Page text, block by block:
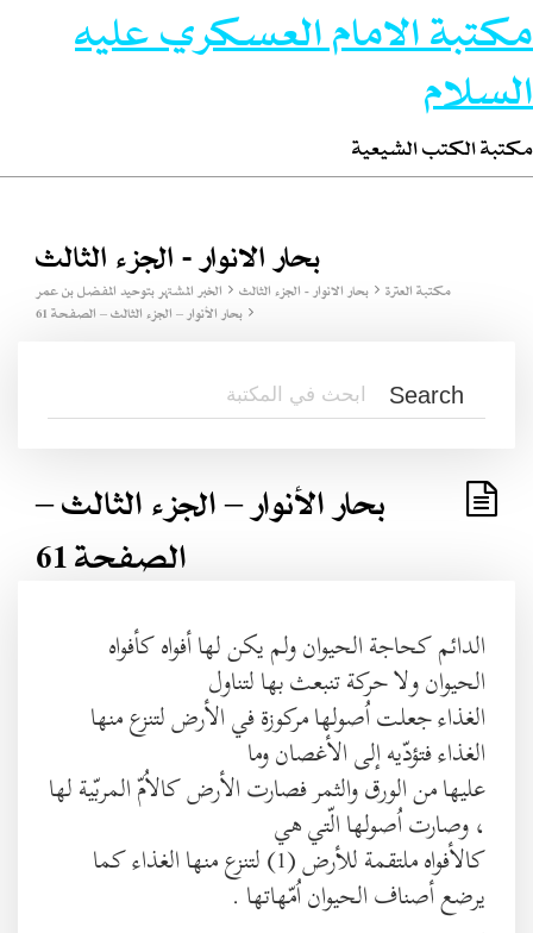
مكتبة الامام العسكري عليه
السلام
مكتبة الكتب الشيعية
بحار الانوار - الجزء الثالث
مكتبة العترة بحار الانوار - الجزء الثالث
الخبر المشتهر بتوحيد المفضل بن عمر
بحار الأنوار – الجزء الثالث – الصفحة 61
بحار الأنوار – الجزء الثالث –
الصفحة 61
الدائم كحاجة الحيوان ولم يكن لها أفواه كأفواه
الحيوان ولا حركة تنبعث بها لتناول
الغذاء جعلت اُصولها مركوزة في الأرض لتنزع منها
الغذاء فتؤدّيه إلى الأغصان وما
عليها من الورق والثمر فصارت الأرض كالاُمّ المربّية لها
، وصارت اُصولها الّتي هي
كالأفواه ملتقمة للأرض (1) لتنزع منها الغذاء كما
يرضع أصناف الحيوان اُمّهاتها .